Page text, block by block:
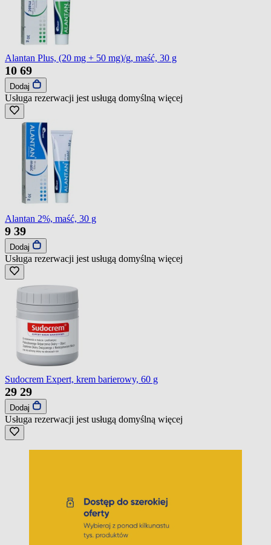
Alantan Plus, (20 mg + 50 mg)/g, maść, 30 g
10 69
Dodaj
Usługa rezerwacji jest usługą domyślną więcej
Alantan 2%, maść, 30 g
9 39
Dodaj
Usługa rezerwacji jest usługą domyślną więcej
Sudocrem Expert, krem barierowy, 60 g
29 29
Dodaj
Usługa rezerwacji jest usługą domyślną więcej